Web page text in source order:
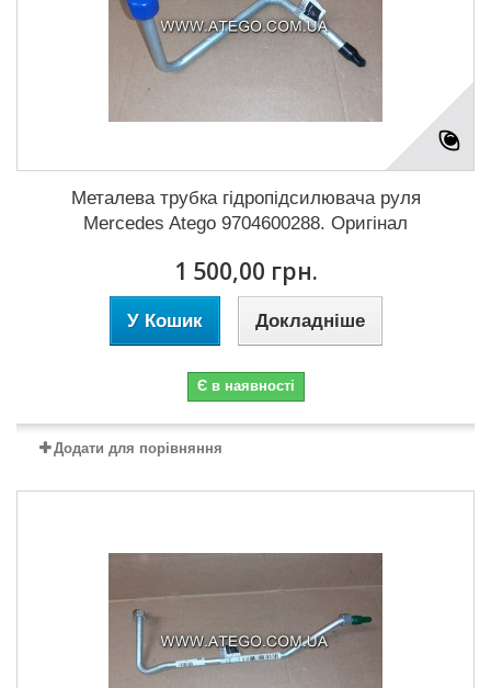
Металева трубка гідропідсилювача руля
Mercedes Atego 9704600288. Оригінал
1 500,00 грн.
У Кошик Докладніше
Є в наявності
Додати для порівняння